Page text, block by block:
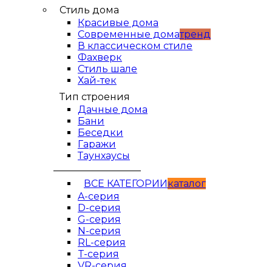
Стиль дома
Красивые дома
Современные доматренд
В классическом стиле
Фахверк
Стиль шале
Хай-тек
Тип строения
Дачные дома
Бани
Беседки
Гаражи
Таунхаусы
ВСЕ КАТЕГОРИИкaтaлог
A-серия
D-серия
G-серия
N-серия
RL-серия
T-серия